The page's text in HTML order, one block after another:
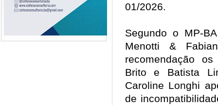
01/2026.
Segundo o MP-
Menotti &
recomendação
Brito e Batista
Caroline Longhi
de